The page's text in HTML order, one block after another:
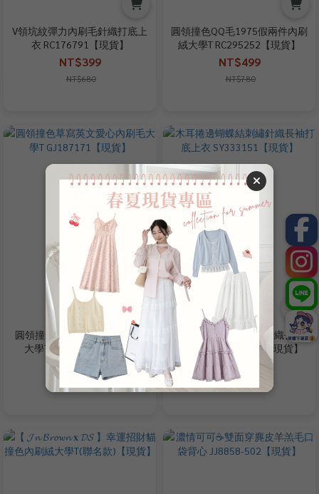
V領坑紋彈力內刷毛針織打底上
衣 RC176791【現貨】
NT$399
NT$680
圓領撞色QQ毛1975假兩件內刷
絨大學T RC295252【現貨】
NT$499
NT$780
圓領撞色草寫英文愛心內刷毛
大學T GJ187171【現貨】
NT$350
NT$580
木耳捲邊蝴蝶結刺繡針織長袖
打底上衣 SY333151【現貨】
NT$299
NT$580